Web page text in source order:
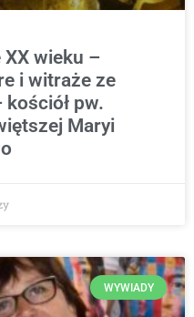
wieku –
i witraże ze
kościół pw.
Maryi
WYWIADY